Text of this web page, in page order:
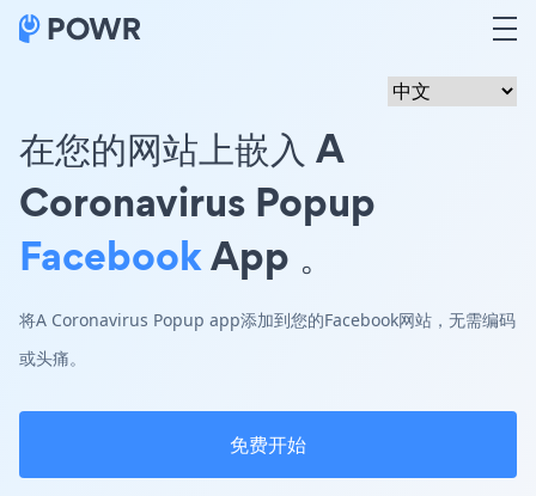
在您的网站上嵌入 A
Coronavirus Popup
FacebookApp 。
将A Coronavirus Popup app添加到您的Facebook网站，无需编码
或头痛。
免费开始